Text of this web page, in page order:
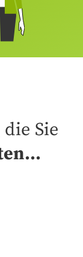
Sie